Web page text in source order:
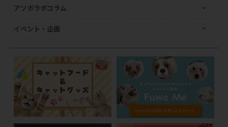
アソボラボコラム
イベント・企画